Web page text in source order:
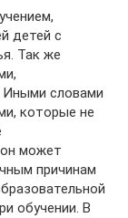
детей с
Так же
словами
которые не
может
причинам
обучении. В